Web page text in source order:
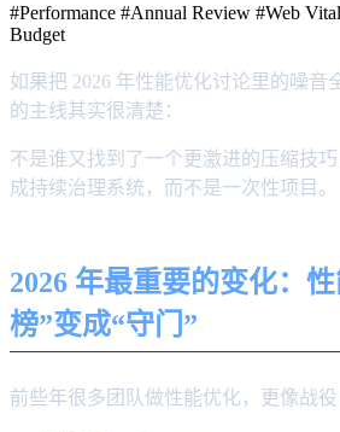
#Performance #Annual Review #Web
Budget
如果把 2026 年性能优化讨论里的噪音
的主线其实很清楚：
不是谁又找到了一个更激进的压缩技
成持续治理系统，而不是一次性项目。
2026 年最重要的变化：
榜”变成“守门”
前些年很多团队做性能优化，更像战役